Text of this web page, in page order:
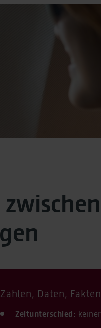
Zahlen, Daten, Fakten
Zeitunterschied: keiner